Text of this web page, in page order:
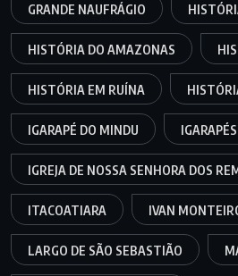
GRANDE NAUFRÁGIO
HISTÓRIA DO AMAZONAS
HISTÓRIA EM RUÍNA
IGARAPÉ DO MINDU
IGREJA DE NOSSA SENHORA DOS
ITACOATIARA IVAN
LARGO DE SÃO SEBASTIÃO